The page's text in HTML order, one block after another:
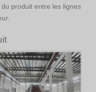
produit entre les lignes